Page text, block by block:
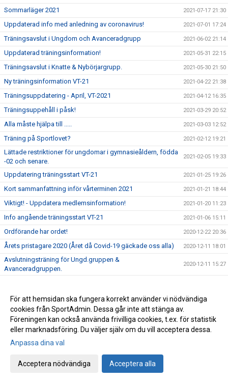
Sommarläger 2021 2021-07-17 21:30
Uppdaterad info med anledning av coronavirus! 2021-07-01 17:24
Träningsavslut i Ungdom och Avanceradgrupp 2021-06-02 21:14
Uppdaterad träningsinformation! 2021-05-31 22:15
Träningsavslut i Knatte & Nybörjargrupp. 2021-05-30 21:50
Ny träningsinformation VT-21 2021-04-22 21:38
Träningsuppdatering - April, VT-2021 2021-04-12 16:35
Träningsuppehåll i påsk! 2021-03-29 20:52
Alla måste hjälpa till ..... 2021-03-03 12:52
Träning på Sportlovet? 2021-02-12 19:21
Lättade restriktioner för ungdomar i gymnasieåldern, födda
-02 och senare.
2021-02-05 19:33
Uppdatering träningsstart VT-21 2021-01-25 19:26
Kort sammanfattning inför vårterminen 2021 2021-01-21 18:44
Viktigt! - Uppdatera medlemsinformation! 2021-01-20 11:23
Info angående träningsstart VT-21 2021-01-06 15:11
Ordförande har ordet! 2020-12-22 20:36
Årets pristagare 2020 (Året då Covid-19 gäckade oss alla) 2020-12-11 18:01
Avslutningsträning för Ungd.gruppen &
Avanceradgruppen.
2020-12-11 15:27
Terminsslutet är nära! 2020-12-05 10:55
Missa inte klubbens Träningsbingo! 2020-12-01 21:48
Ny uppdaterad info kring Covid-19 och vår träning HT-20! 2020-11-24 21:02
Ny info angående träning och träningstider!
Beslut om skärpta allmänna råd!
För att hemsidan ska fungera korrekt använder vi nödvändiga
cookies från SportAdmin. Dessa går inte att stänga av.
Föreningen kan också använda frivilliga cookies, t.ex. för statistik
eller marknadsföring. Du väljer själv om du vill acceptera dessa.
Anpassa dina val
Acceptera nödvändiga Acceptera alla